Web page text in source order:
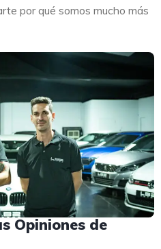
por qué somos mucho más
Opiniones de